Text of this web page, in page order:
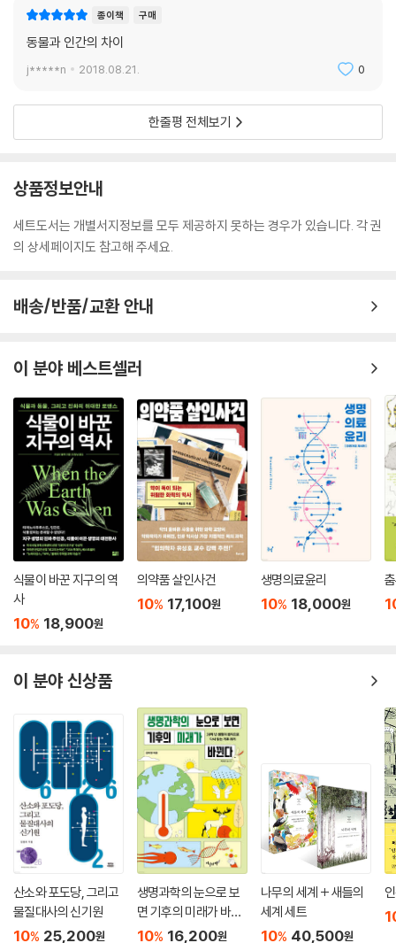
종이책 구매
동물과 인간의 차이
j*****n 2018.08.21. 0
한줄평 전체보기
상품정보안내
세트도서는 개별서지정보를 모두 제공하지 못하는 경우가 있습니다. 각 권
의 상세페이지도 참고해 주세요.
배송/반품/교환 안내
이 분야 베스트셀러
식물이 바꾼 지구의 역
사
10% 18,900원
의약품 살인사건
10% 17,100원
생명의료윤리
10% 18,000원
이 분야 신상품
산소와 포도당, 그리고
물질대사의 신기원
10% 25,200원
생명과학의 눈으로 보
면 기후의 미래가 바뀐
다
10% 16,200원
나무의 세계 + 새들의
세계 세트
10% 40,500원